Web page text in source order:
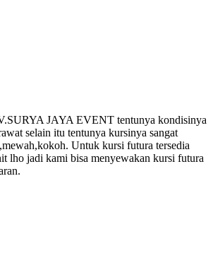
JAYA EVENT tentunya kondisinya
selain itu tentunya kursinya sangat
Untuk kursi futura tersedia
lho jadi kami bisa menyewakan kursi futura